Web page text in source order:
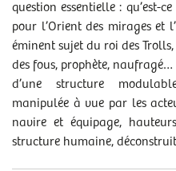
question essentielle : qu’est-
pour l’Orient des mirages et
éminent sujet du roi des
des fous, prophète,
d’une structure
manipulée à vue par les
navire et équipage,
structure humaine,